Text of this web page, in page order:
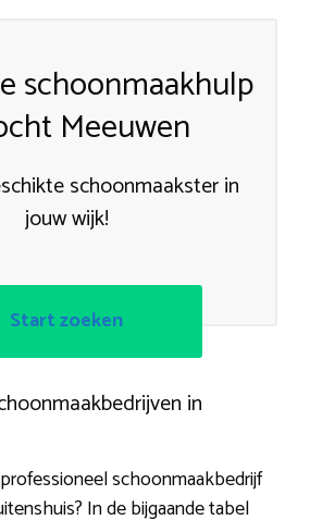
schoonmaakhulp
Meeuwen
schoonmaakster in
jouw wijk!
Start zoeken
in
schoonmaakbedrijf
In de bijgaande tabel